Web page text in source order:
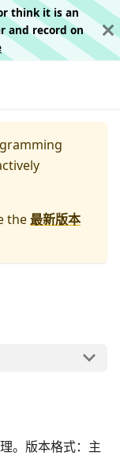
think it is an
and record on
the最新版本
。版本格式：主